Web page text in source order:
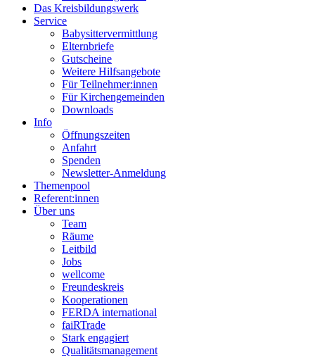
Das Kreisbildungswerk
Service
Babysittervermittlung
Elternbriefe
Gutscheine
Weitere Hilfsangebote
Für Teilnehmer:innen
Für Kirchengemeinden
Downloads
Info
Öffnungszeiten
Anfahrt
Spenden
Newsletter-Anmeldung
Themenpool
Referent:innen
Über uns
Team
Räume
Leitbild
Jobs
wellcome
Freundeskreis
Kooperationen
FERDA international
faiRTrade
Stark engagiert
Qualitätsmanagement